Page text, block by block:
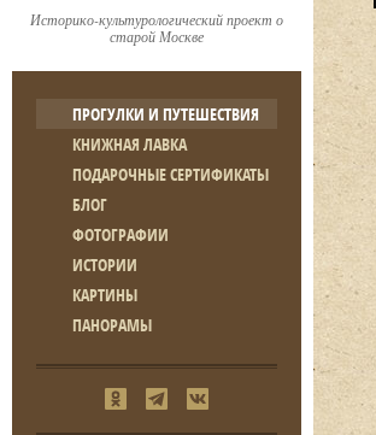
Историко-культурологический проект о
старой Москве
ПРОГУЛКИ И ПУТЕШЕСТВИЯ
КНИЖНАЯ ЛАВКА
ПОДАРОЧНЫЕ СЕРТИФИКАТЫ
БЛОГ
ФОТОГРАФИИ
ИСТОРИИ
КАРТИНЫ
ПАНОРАМЫ